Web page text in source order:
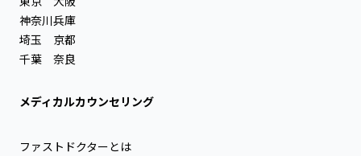
神奈川
埼玉
千葉
兵庫
京都
奈良
メディカルカウンセリング
ファストドクターとは